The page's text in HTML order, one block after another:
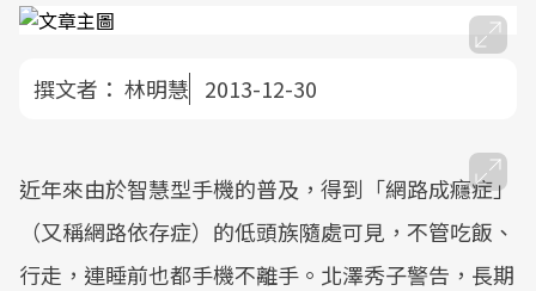
撰文者： 林明慧 2013-12-30
近年來由於智慧型手機的普及，得到「網路成癮症」
（又稱網路依存症）的低頭族隨處可見，不管吃飯、
行走，連睡前也都手機不離手。北澤秀子警告，長期